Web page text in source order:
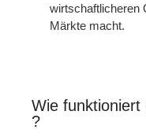
wirtschaftlicheren
Märkte macht.
Wie funktioniert
?